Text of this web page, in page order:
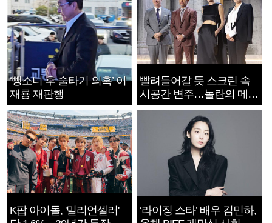
‘뺑소니 후 술타기 의혹’ 이
재룡 재판행
빨려들어갈 듯 스크린 속
시공간 변주…놀란의 메시
지는 ‘전쟁 속죄’
K팝 아이돌, '밀리언셀러'
‘라이징 스타’ 배우 김민하,